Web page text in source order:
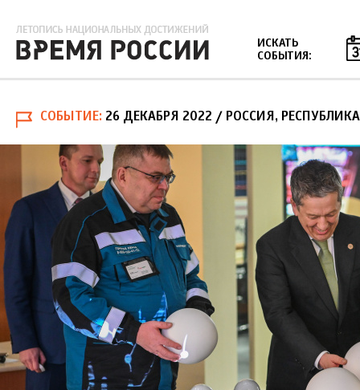
ИСКАТЬ
СОБЫТИЯ:
СОБЫТИЕ 26 ДЕКАБРЯ 2022 / РОССИЯ,